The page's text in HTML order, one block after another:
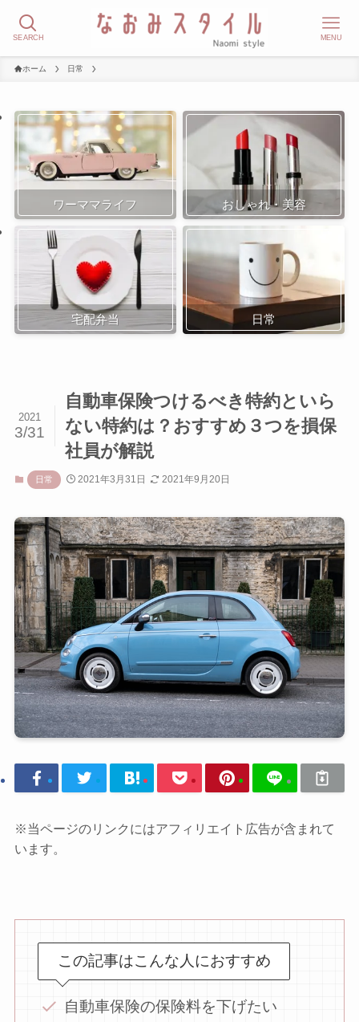
SEARCH MENU
ホーム 日常
ワーママライフ おしゃれ・美容
宅配弁当 日常
自動車保険つけるべき特約といら
ない特約は？おすすめ３つを損保
社員が解説
2021
3/31
日常 2021年3月31日 2021年9月20日
※当ページのリンクにはアフィリエイト広告が含まれて
います。
この記事はこんな人におすすめ
自動車保険の保険料を下げたい